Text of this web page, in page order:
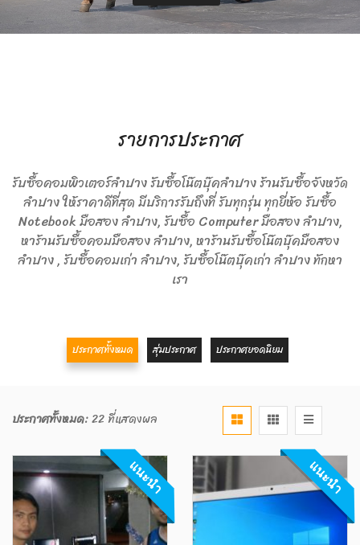
รายการประกาศ
รับซื้อคอมพิวเตอร์ลำปาง รับซื้อโน๊ตบุ๊คลำปาง ร้านรับซื้อจังหวัด
ลำปาง ให้ราคาดีที่สุด มีบริการรับถึงที่ รับทุกรุ่น ทุกยี่ห้อ รับซื้อ
Notebook มือสอง ลำปาง, รับซื้อ Computer มือสอง ลำปาง,
หาร้านรับซื้อคอมมือสอง ลำปาง, หาร้านรับซื้อโน๊ตบุ๊คมือสอง
ลำปาง , รับซื้อคอมเก่า ลำปาง, รับซื้อโน๊ตบุ๊คเก่า ลำปาง ทักหา
เรา
ประกาศทั้งหมด สุ่มประกาศ ประกาศยอดนิยม
ประกาศทั้งหมด:22 ที่แสดงผล
แนะนำ แนะนำ